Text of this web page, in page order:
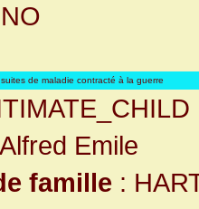
de maladie contracté à la guerre
Emile
famille :